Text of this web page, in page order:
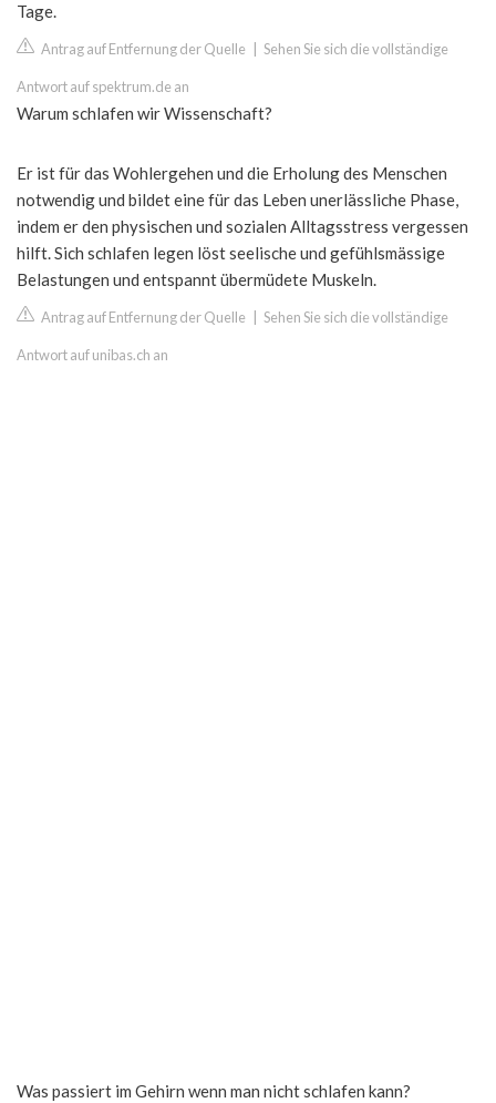
Tage.
Antrag auf Entfernung der Quelle Sehen Sie sich die vollständige
Antwort auf spektrum.de an
Warum schlafen wir Wissenschaft?
Er ist für das Wohlergehen und die Erholung des Menschen
notwendig und bildet eine für das Leben unerlässliche Phase,
indem er den physischen und sozialen Alltagsstress vergessen
hilft. Sich schlafen legen löst seelische und gefühlsmässige
Belastungen und entspannt übermüdete Muskeln.
Antrag auf Entfernung der Quelle Sehen Sie sich die vollständige
Antwort auf unibas.ch an
Was passiert im Gehirn wenn man nicht schlafen kann?